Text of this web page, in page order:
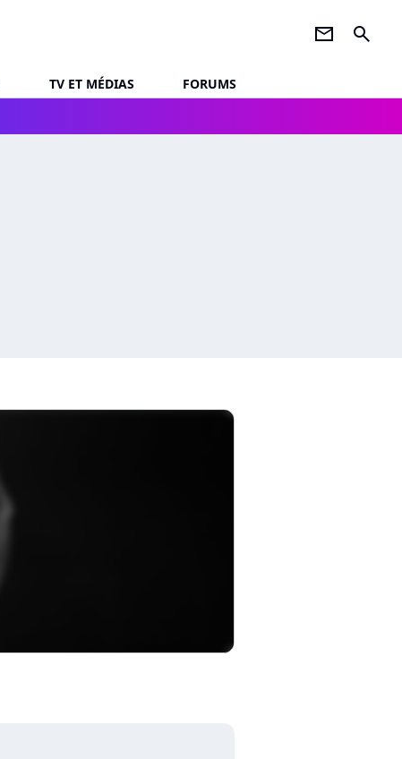
newsletter search
TV ET MÉDIAS
FORUMS